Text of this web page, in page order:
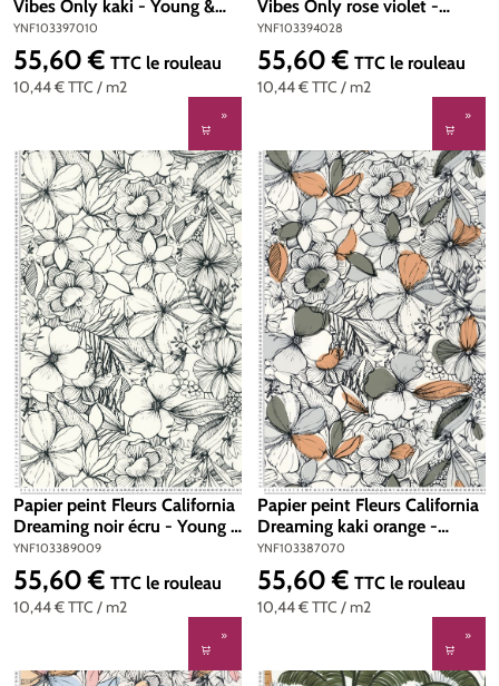
Vibes Only kaki - Young &
Free de Casélio | Réf.
YNF103397010
YNF103397010
10,44 €TTC / m2
Prix régulier :
55,60 € TTC le rouleau
Vibes Only rose violet -
Young & Free de Casélio | Réf.
YNF103394028
YNF103394028
10,44 €TTC / m2
Prix régulier :
55,60 € TTC le rouleau
Papier peint Fleurs California
Dreaming noir écru - Young &
Free de Casélio | Réf.
YNF103389009
YNF103389009
10,44 €TTC / m2
Prix régulier :
55,60 € TTC le rouleau
Papier peint Fleurs California
Dreaming kaki orange -
Young & Free de Casélio | Réf.
YNF103387070
YNF103387070
10,44 €TTC / m2
Prix régulier :
55,60 € TTC le rouleau